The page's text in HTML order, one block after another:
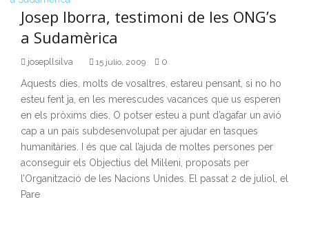
Josep Iborra, testimoni de les ONG’s
a Sudamèrica
josepllsilva 15 julio, 2009 0
Aquests dies, molts de vosaltres, estareu pensant, si no ho
esteu fent ja, en les merescudes vacances que us esperen
en els pròxims dies. O potser esteu a punt d’agafar un avió
cap a un país subdesenvolupat per ajudar en tasques
humanitàries. I és que cal l’ajuda de moltes persones per
aconseguir els Objectius del Mil·leni, proposats per
l’Organització de les Nacions Unides. El passat 2 de juliol, el
Pare